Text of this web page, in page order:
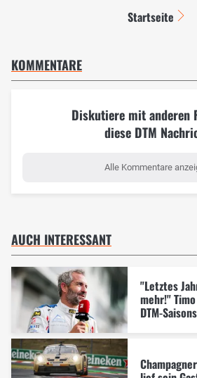
Startseite
KOMMENTARE
Diskutiere mit anderen
diese DTM
Alle Kommentare
AUCH INTERESSANT
"Letztes
mehr!"
DTM-